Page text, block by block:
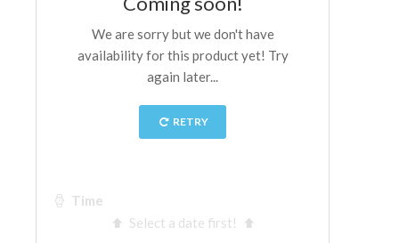
Vasari Corridor
Palazzo Vecchio
Santa Maria Novella